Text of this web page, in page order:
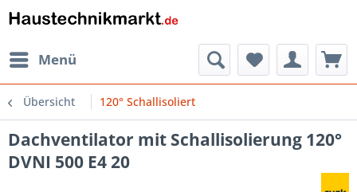
Menü
Übersicht 120° Schallisoliert
Dachventilator mit Schallisolierung 120°
DVNI 500 E4 20